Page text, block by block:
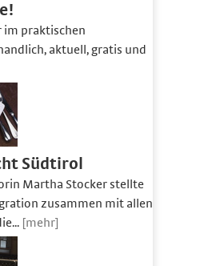
im praktischen
aktuell, gratis und
Südtirol
Martha Stocker stellte
zusammen mit allen
[mehr]